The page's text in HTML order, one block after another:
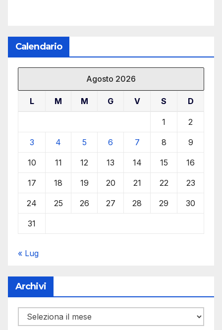
Calendario
Agosto 2026
L M M G V S D
1 2
3 4 5 6 7 8 9
10 11 12 13 14 15 16
17 18 19 20 21 22 23
24 25 26 27 28 29 30
31
« Lug
Archivi
Archivi